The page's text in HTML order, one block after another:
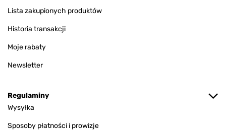
Lista zakupionych produktów
Historia transakcji
Moje rabaty
Newsletter
Regulaminy
Wysyłka
Sposoby płatności i prowizje